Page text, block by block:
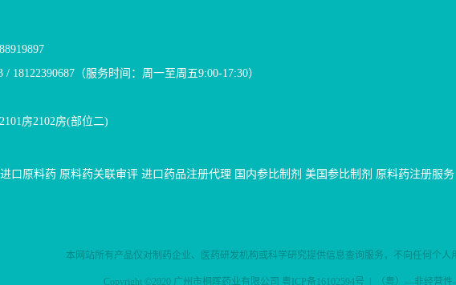
18122390687（服务时间：周一至周五9:00-17:30）
房2102房(部位二)
口原料药 原料药关联审评 进口药品注册代理 国内参比制剂 美国参比制剂 原料药注册服务
本网站所有产品仅对制药企业、医药研发机构或科学研究提供信息查询服务，不向任何个人
Copyright ©2020 广州市桐晖药业有限公司 粤ICP备16102594号 | （粤）—非经营性